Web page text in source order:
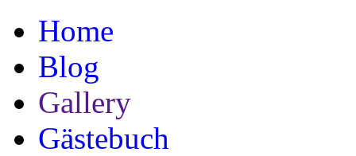
Home
Blog
Gallery
Gästebuch